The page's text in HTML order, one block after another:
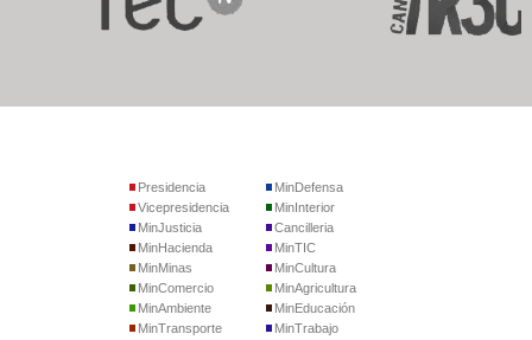
Presidencia
Vicepresidencia
MinJusticia
MinDefensa
MinInterior
Cancilleria
MinHacienda
MinMinas
MinComercio
MinTIC
MinCultura
MinAgricultura
MinAmbiente
MinTransporte
MinEducación
MinTrabajo